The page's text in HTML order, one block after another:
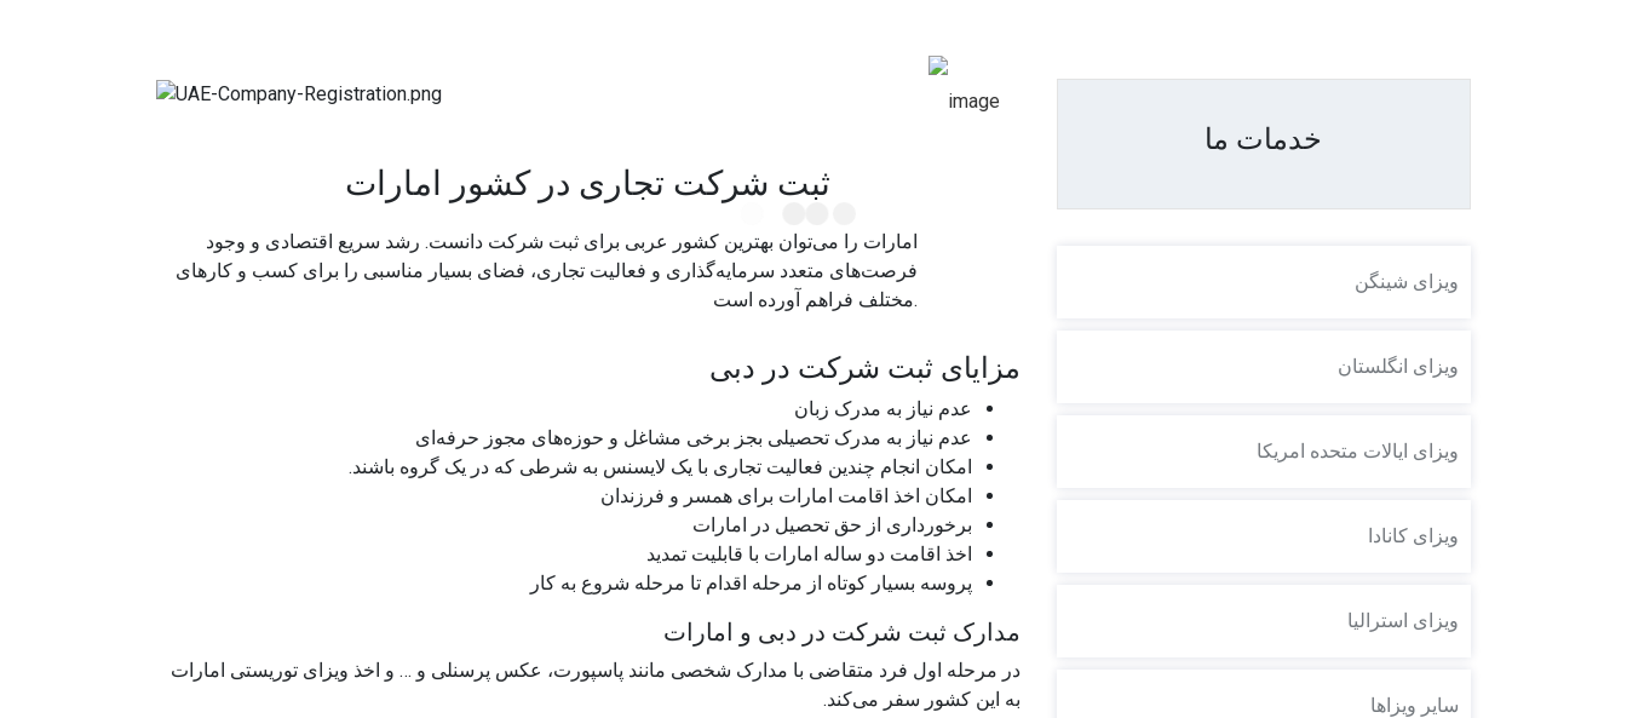
ثبت شرکت تجاری در کشور امارات
امارات را می‌توان بهترین کشور عربی برای ثبت شرکت دانست. رشد سریع اقتصادی و وجود
فرصت‌های متعدد سرمایه‌گذاری و فعالیت تجاری، فضای بسیار مناسبی را برای کسب و کارهای
مختلف فراهم آورده است.
مزایای ثبت شرکت در دبی
عدم نیاز به مدرک زبان
عدم نیاز به مدرک تحصیلی بجز برخی مشاغل و حوزه‌های مجوز حرفه‌ای
امکان انجام چندین فعالیت تجاری با یک لایسنس به شرطی که در یک گروه باشند.
امکان اخذ اقامت امارات برای همسر و فرزندان
برخورداری از حق تحصیل در امارات
اخذ اقامت دو ساله امارات با قابلیت تمدید ‌
پروسه بسیار کوتاه از مرحله اقدام تا مرحله شروع به کار
مدارک ثبت شرکت در دبی و امارات
در مرحله اول فرد متقاضی با مدارک شخصی مانند پاسپورت، عکس پرسنلی و … و اخذ ویزای توریستی امارات
به این کشور سفر می‌کند.
خدمات ما
ویزای شینگن
ویزای انگلستان
ویزای ایالات متحده امریکا
ویزای کانادا
ویزای استرالیا
سایر ویزاها